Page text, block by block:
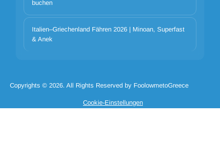
buchen
Italien–Griechenland Fähren 2026 | Minoan, Superfast
& Anek
Copyrights © 2026. All Rights Reserved by FoolowmetoGreece
Cookie-Einstellungen
We use cookies to improve your experience. Choose which
categories to allow. Essential cookies are always on for security and
core functionality.
Notwendige Cookie-Katze
Cookie alle akzeptieren